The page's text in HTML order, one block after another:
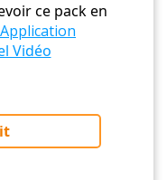
ce pack en
Vidéo